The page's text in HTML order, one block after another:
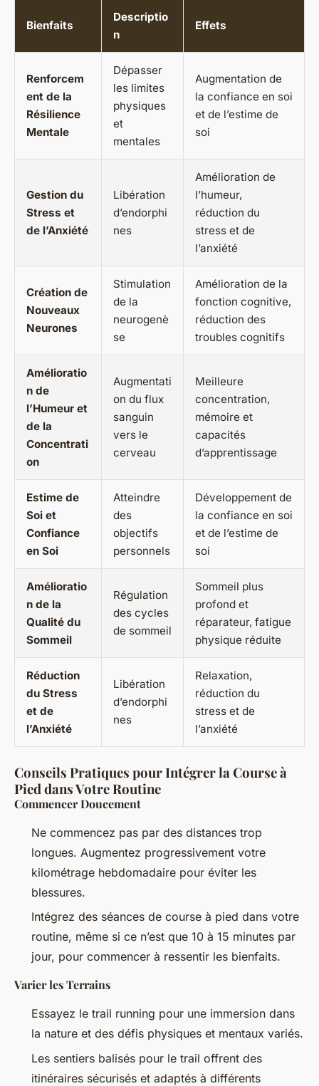
Bienfaits
Descriptio
n
Effets
Renforcem
ent de la
Résilience
Mentale
Dépasser
les limites
physiques
et
mentales
Augmentation de
la confiance en soi
et de l’estime de
soi
Gestion du
Stress et
de l’Anxiété
Libération
d’endorphi
nes
Amélioration de
l’humeur,
réduction du
stress et de
l’anxiété
Création de
Nouveaux
Neurones
Stimulation
de la
neurogenè
se
Amélioration de la
fonction cognitive,
réduction des
troubles cognitifs
Amélioratio
n de
l’Humeur et
de la
Concentrati
on
Augmentati
on du flux
sanguin
vers le
cerveau
Meilleure
concentration,
mémoire et
capacités
d’apprentissage
Estime de
Soi et
Confiance
en Soi
Atteindre
des
objectifs
personnels
Développement de
la confiance en soi
et de l’estime de
soi
Amélioratio
n de la
Qualité du
Sommeil
Régulation
des cycles
de sommeil
Sommeil plus
profond et
réparateur, fatigue
physique réduite
Réduction
du Stress
et de
l’Anxiété
Libération
d’endorphi
nes
Relaxation,
réduction du
stress et de
l’anxiété
Conseils Pratiques pour Intégrer la Course à
Pied dans Votre Routine
Commencer Doucement
Ne commencez pas par des distances trop
longues. Augmentez progressivement votre
kilométrage hebdomadaire pour éviter les
blessures.
Intégrez des séances de course à pied dans votre
routine, même si ce n’est que 10 à 15 minutes par
jour, pour commencer à ressentir les bienfaits.
Varier les Terrains
Essayez le trail running pour une immersion dans
la nature et des défis physiques et mentaux variés.
Les sentiers balisés pour le trail offrent des
itinéraires sécurisés et adaptés à différents